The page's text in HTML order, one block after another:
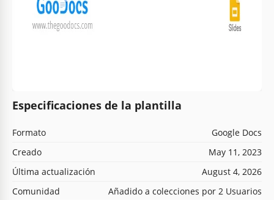
Especificaciones de la plantilla
Formato
Google Docs
Creado
May 11, 2023
Última actualización
August 4, 2026
Comunidad
Añadido a colecciones por 2 Usuarios